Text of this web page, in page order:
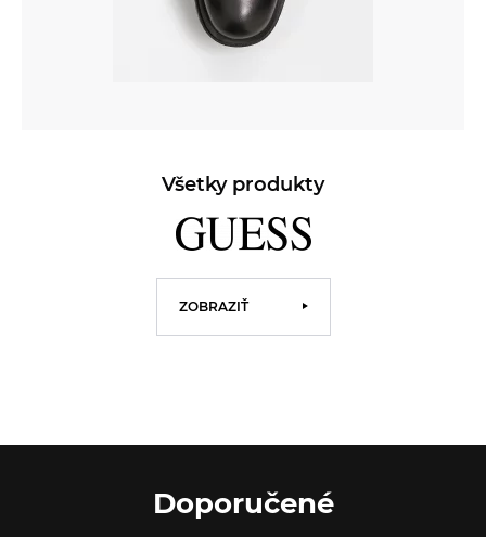
Všetky produkty
ZOBRAZIŤ
Doporučené